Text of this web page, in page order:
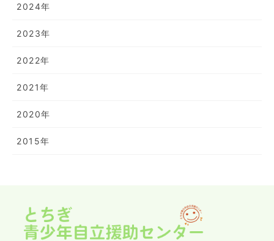
2024年
2023年
2022年
2021年
2020年
2015年